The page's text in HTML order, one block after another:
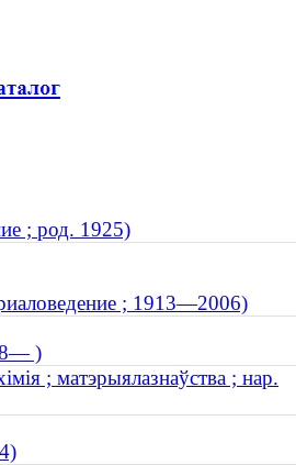
; род. 1925)
; 1913—2006)
)
; матэрыялазнаўства ; нар.